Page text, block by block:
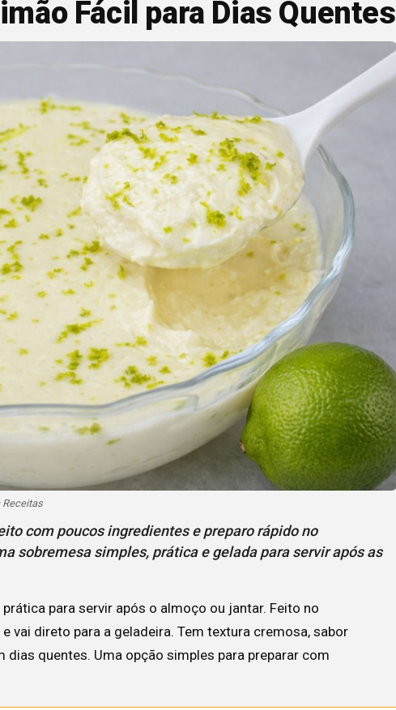
Fácil para Dias Quentes
Receitas
com poucos ingredientes e preparo rápido no
sobremesa simples, prática e gelada para servir após as
para servir após o almoço ou jantar. Feito no
vai direto para a geladeira. Tem textura cremosa, sabor
quentes. Uma opção simples para preparar com